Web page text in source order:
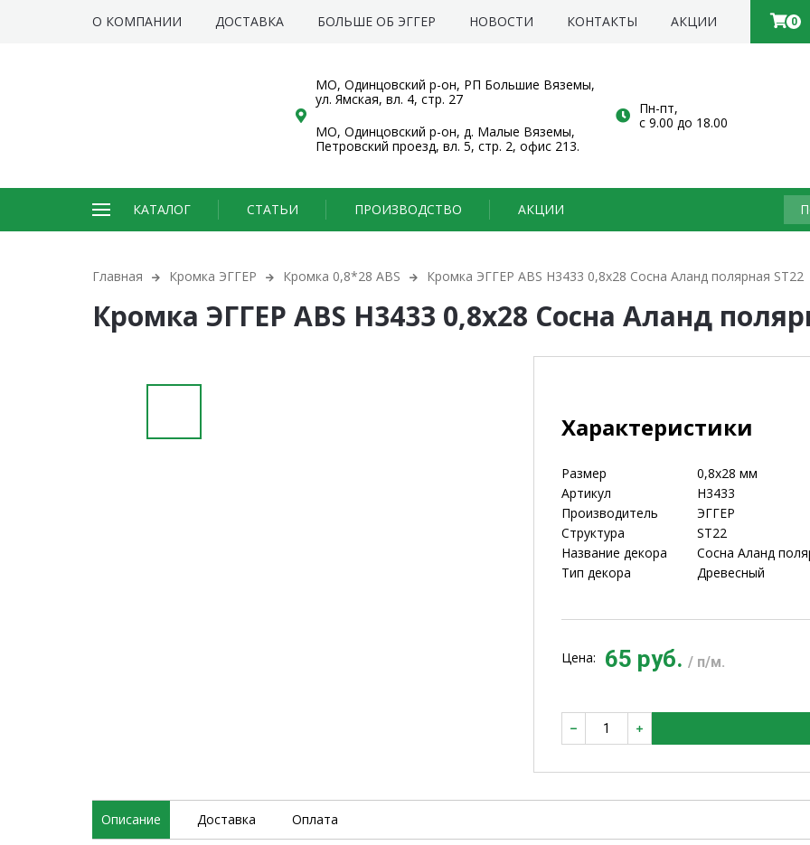
О КОМПАНИИ ДОСТАВКА БОЛЬШЕ ОБ ЭГГЕР НОВОСТИ КОНТАКТЫ АКЦИИ 0
МО, Одинцовский р-он, РП Большие Вяземы,
ул. Ямская, вл. 4, стр. 27
МО, Одинцовский р-он, д. Малые Вяземы,
Петровский проезд, вл. 5, стр. 2, офис 213.
Пн-пт,
с 9.00 до 18.00
КАТАЛОГ СТАТЬИ ПРОИЗВОДСТВО АКЦИИ
Главная Кромка ЭГГЕР Кромка 0,8*28 ABS Кромка ЭГГЕР ABS H3433 0,8х28 Сосна Аланд полярная ST22
Кромка ЭГГЕР ABS H3433 0,8х28 Сосна Аланд
Характеристики
Размер
0,8х28 мм
Артикул
H3433
Производитель
ЭГГЕР
Структура
ST22
Название декора
Сосна Аланд
Тип декора
Древесный
Цена: 65 руб. / п/м.
Описание Доставка Оплата